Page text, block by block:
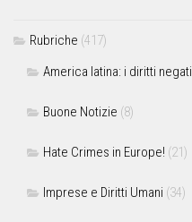
Rubriche (417)
America latina: i diritti negati
Buone Notizie (8)
Hate Crimes in Europe! (21)
Imprese e Diritti Umani (34)